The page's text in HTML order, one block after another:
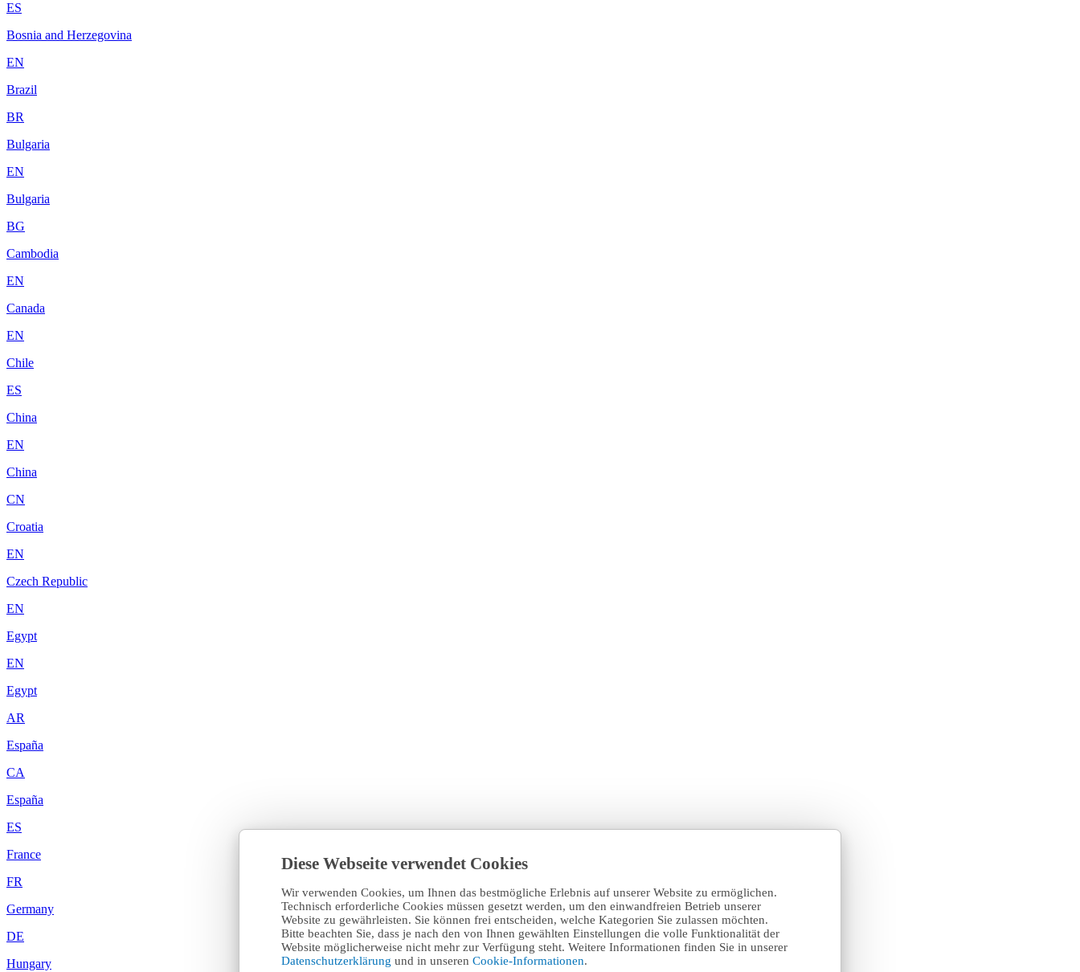
Diese Webseite verwendet Cookies
Wir verwenden Cookies, um Ihnen das bestmögliche Erlebnis auf unserer Website zu ermöglichen.
Technisch erforderliche Cookies müssen gesetzt werden, um den einwandfreien Betrieb unserer
Website zu gewährleisten. Sie können frei entscheiden, welche Kategorien Sie zulassen möchten.
Bitte beachten Sie, dass je nach den von Ihnen gewählten Einstellungen die volle Funktionalität der
Website möglicherweise nicht mehr zur Verfügung steht. Weitere Informationen finden Sie in unserer
Datenschutzerklärung und in unseren Cookie-Informationen.
ES
Bosnia and Herzegovina
EN
Brazil
BR
Bulgaria
EN
Bulgaria
BG
Cambodia
EN
Canada
EN
Chile
ES
China
EN
China
CN
Croatia
EN
Czech Republic
EN
Egypt
EN
Egypt
AR
España
CA
España
ES
France
FR
Germany
DE
Hungary